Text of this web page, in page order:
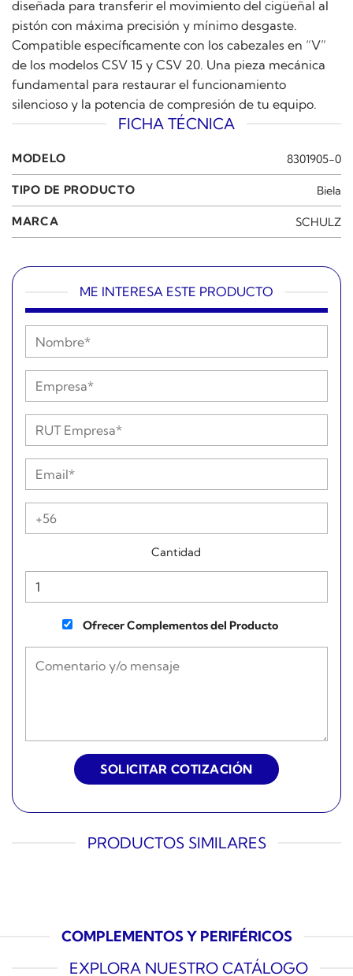
diseñada para transferir el movimiento del cigüeñal al
pistón con máxima precisión y mínimo desgaste.
Compatible específicamente con los cabezales en “V”
de los modelos CSV 15 y CSV 20. Una pieza mecánica
fundamental para restaurar el funcionamiento
silencioso y la potencia de compresión de tu equipo.
FICHA TÉCNICA
MODELO 8301905-0
TIPO DE PRODUCTO Biela
MARCA SCHULZ
ME INTERESA ESTE PRODUCTO
Cantidad
Ofrecer Complementos del Producto
PRODUCTOS SIMILARES
COMPLEMENTOS Y PERIFÉRICOS
EXPLORA NUESTRO CATÁLOGO